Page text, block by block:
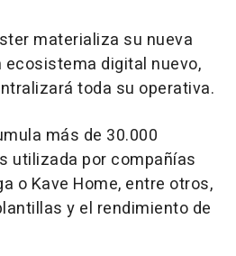
materializa su nueva
ecosistema digital nuevo,
toda su operativa.
más de 30.000
utilizada por compañías
o Kave Home, entre otros,
y el rendimiento de